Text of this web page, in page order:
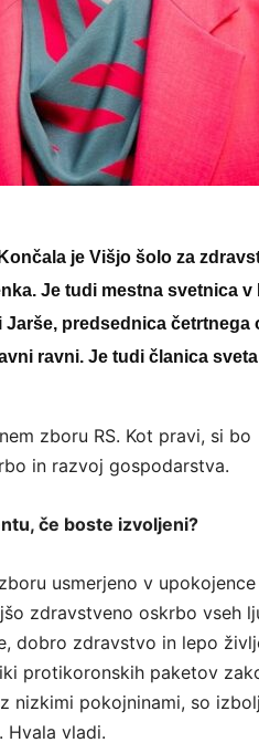
je Višjo šolo za
Je tudi mestna svetnica v
predsednica četrtnega
ravni. Je tudi članica
zboru RS. Kot pravi, si bo
in razvoj gospodarstva.
če boste izvoljeni?
usmerjeno v
zdravstveno oskrbo vseh
dobro zdravstvo in lepo
protikoronskih paketov
nizkimi pokojninami, so
Hvala vladi.